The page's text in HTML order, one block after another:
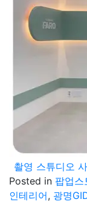
Posted in 팝업스
인테리어, 광명